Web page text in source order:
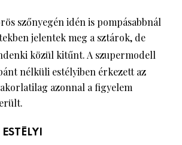
szőnyegén idén is pompásabbnál
jelentek meg a sztárok, de
közül kitűnt. A szupermodell
nélküli estélyiben érkezett az
azonnal a figyelem